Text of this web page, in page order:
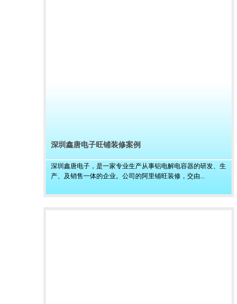
深圳鑫唐电子旺铺装修案例
深圳鑫唐电子，是一家专业生产从事铝电解电容器的研发、生
产、及销售一体的企业。公司的阿里铺旺装修，交由...